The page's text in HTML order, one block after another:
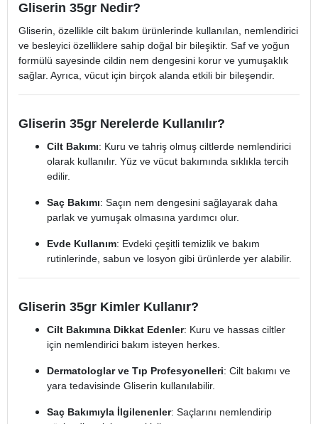
Gliserin 35gr Nedir?
Gliserin, özellikle cilt bakım ürünlerinde kullanılan, nemlendirici
ve besleyici özelliklere sahip doğal bir bileşiktir. Saf ve yoğun
formülü sayesinde cildin nem dengesini korur ve yumuşaklık
sağlar. Ayrıca, vücut için birçok alanda etkili bir bileşendir.
Gliserin 35gr Nerelerde Kullanılır?
Cilt Bakımı: Kuru ve tahriş olmuş ciltlerde nemlendirici
olarak kullanılır. Yüz ve vücut bakımında sıklıkla tercih
edilir.
Saç Bakımı: Saçın nem dengesini sağlayarak daha
parlak ve yumuşak olmasına yardımcı olur.
Evde Kullanım: Evdeki çeşitli temizlik ve bakım
rutinlerinde, sabun ve losyon gibi ürünlerde yer alabilir.
Gliserin 35gr Kimler Kullanır?
Cilt Bakımına Dikkat Edenler: Kuru ve hassas ciltler
için nemlendirici bakım isteyen herkes.
Dermatologlar ve Tıp Profesyonelleri: Cilt bakımı ve
yara tedavisinde Gliserin kullanılabilir.
Saç Bakımıyla İlgilenenler: Saçlarını nemlendirip